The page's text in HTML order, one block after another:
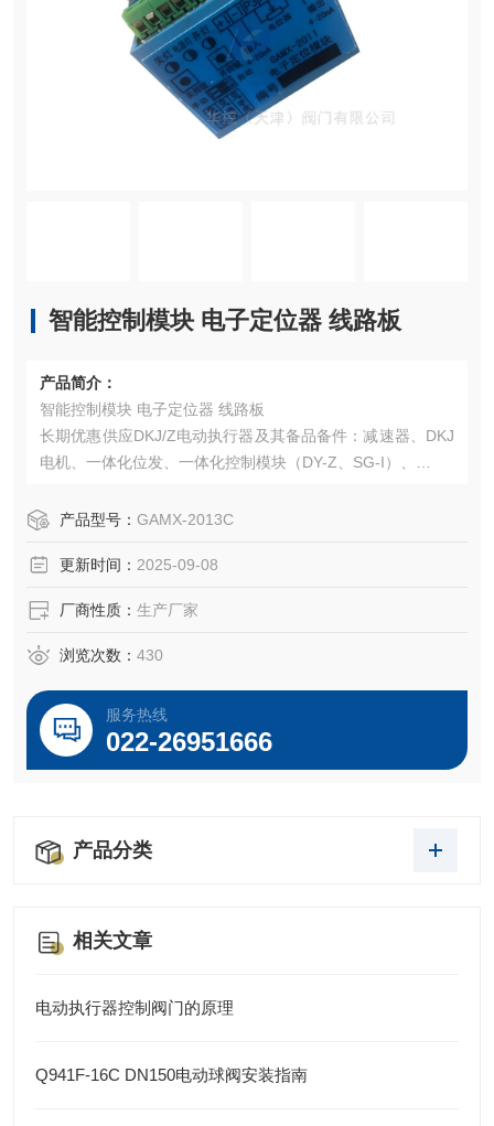
智能控制模块 电子定位器 线路板
产品简介：
智能控制模块 电子定位器 线路板
长期优惠供应DKJ/Z电动执行器及其备品备件：减速器、DKJ
电机、一体化位发、一体化控制模块（DY-Z、SG-I）、
块（WFM-P、WF-01、WF-M、WF-130、WFM-01）、电位
产品型号： GAMX-2013C
更新时间： 2025-09-08
厂商性质： 生产厂家
浏览次数： 430
服务热线
022-26951666
产品分类
相关文章
电动执行器控制阀门的原理
Q941F-16C DN150电动球阀安装指南